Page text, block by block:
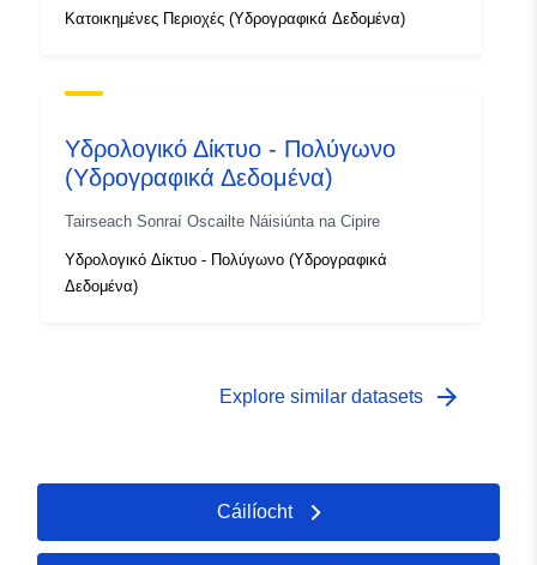
Κατοικημένες Περιοχές (Υδρογραφικά Δεδομένα)
Υδρολογικό Δίκτυο - Πολύγωνο
(Υδρογραφικά Δεδομένα)
Tairseach Sonraí Oscailte Náisiúnta na Cipire
Υδρολογικό Δίκτυο - Πολύγωνο (Υδρογραφικά
Δεδομένα)
Explore similar datasets arrow_forward
Cáilíocht